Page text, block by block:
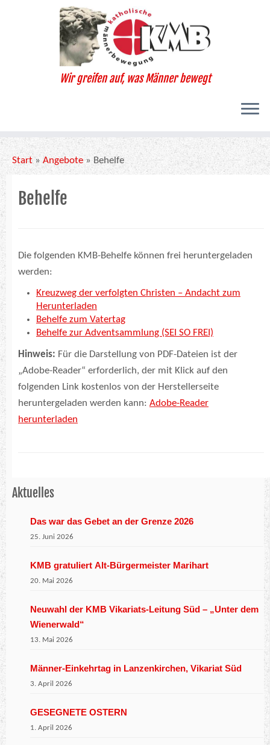
Wir greifen auf, was Männer bewegt
Start » Angebote » Behelfe
Behelfe
Die folgenden KMB-Behelfe können frei heruntergeladen
werden:
Kreuzweg der verfolgten Christen – Andacht zum
Herunterladen
Behelfe zum Vatertag
Behelfe zur Adventsammlung (SEI SO FREI)
Hinweis: Für die Darstellung von PDF-Dateien ist der
„Adobe-Reader“ erforderlich, der mit Klick auf den
folgenden Link kostenlos von der Herstellerseite
heruntergeladen werden kann: Adobe-Reader
herunterladen
Aktuelles
Das war das Gebet an der Grenze 2026
25. Juni 2026
KMB gratuliert Alt-Bürgermeister Marihart
20. Mai 2026
Neuwahl der KMB Vikariats-Leitung Süd – „Unter dem
Wienerwald“
13. Mai 2026
Männer-Einkehrtag in Lanzenkirchen, Vikariat Süd
3. April 2026
GESEGNETE OSTERN
1. April 2026